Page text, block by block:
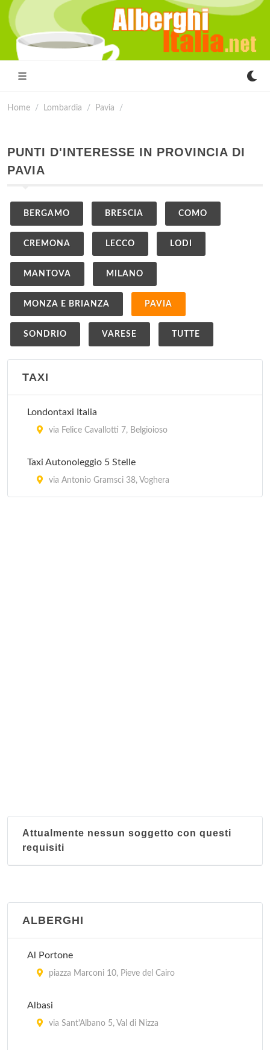
Home Lombardia Pavia
PUNTI D'INTERESSE IN PROVINCIA DI
PAVIA
BERGAMO BRESCIA COMO
CREMONA LECCO LODI
MANTOVA MILANO
MONZA E BRIANZA PAVIA
SONDRIO VARESE TUTTE
TAXI
Londontaxi Italia
via Felice Cavallotti 7, Belgioioso
Taxi Autonoleggio 5 Stelle
via Antonio Gramsci 38, Voghera
Attualmente nessun soggetto con questi
requisiti
ALBERGHI
Al Portone
piazza Marconi 10, Pieve del Cairo
Albasi
via Sant'Albano 5, Val di Nizza